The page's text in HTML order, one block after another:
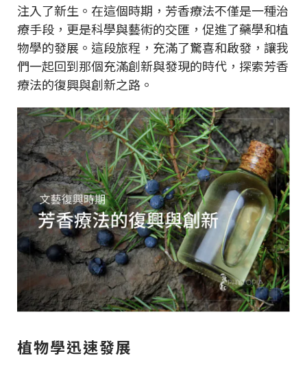
注入了新生。在這個時期，芳香療法不僅是一種治
療手段，更是科學與藝術的交匯，促進了藥學和植
物學的發展。這段旅程，充滿了驚喜和啟發，讓我
們一起回到那個充滿創新與發現的時代，探索芳香
療法的復興與創新之路。
植物學迅速發展